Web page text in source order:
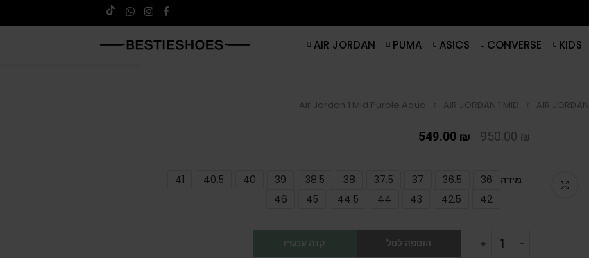
KIDS
CONVERSE
ASICS
PUMA
AIR JORDAN
AIR JORDAN
AIR JORDAN 1 MID
Air Jordan 1 Mid Purple Aqua
950.00₪
549.00 ₪
מידה 36
36.5
37
37.5
38
38.5
39
40
40.5
41
42
42.5
43
44
44.5
45
46
הוספה לסל קנה עכשיו